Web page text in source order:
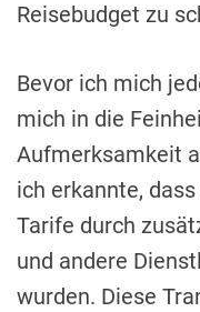
Reisebudget zu
Bevor ich mich
mich in die
Aufmerksamkeit
ich erkannte,
Tarife durch
und andere
wurden. Diese